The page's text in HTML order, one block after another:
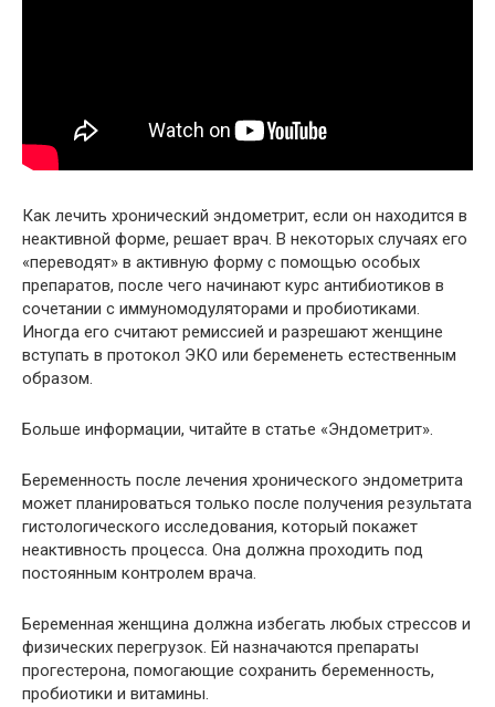
Как лечить хронический эндометрит, если он находится в
неактивной форме, решает врач. В некоторых случаях его
«переводят» в активную форму с помощью особых
препаратов, после чего начинают курс антибиотиков в
сочетании с иммуномодуляторами и пробиотиками.
Иногда его считают ремиссией и разрешают женщине
вступать в протокол ЭКО или беременеть естественным
образом.
Больше информации, читайте в статье «Эндометрит».
Беременность после лечения хронического эндометрита
может планироваться только после получения результата
гистологического исследования, который покажет
неактивность процесса. Она должна проходить под
постоянным контролем врача.
Беременная женщина должна избегать любых стрессов и
физических перегрузок. Ей назначаются препараты
прогестерона, помогающие сохранить беременность,
пробиотики и витамины.